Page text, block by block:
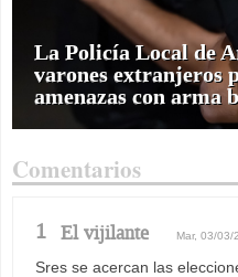
La Policía Local de
varones extranjeros
amenazas con arma
Comentarios
1 El vijilante Mar, 03/03/
Sres se acercan las